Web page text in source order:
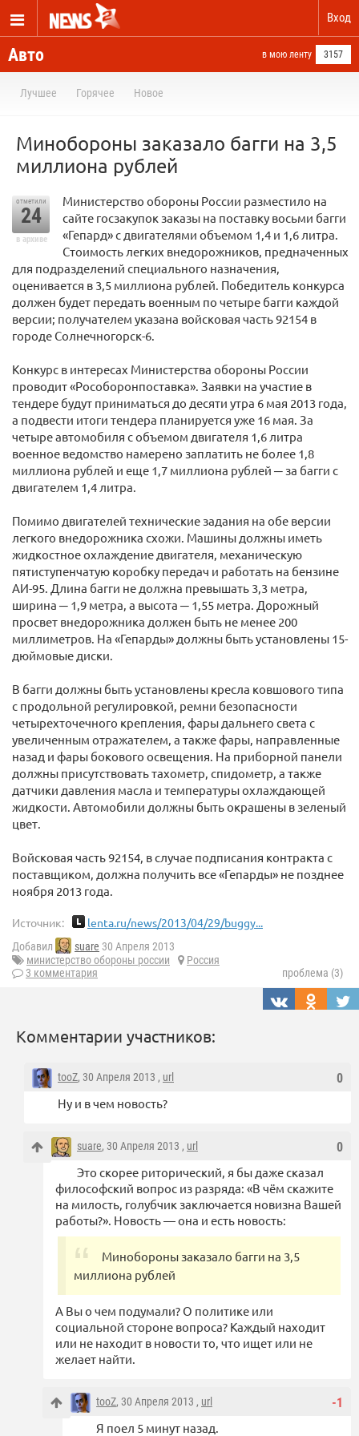
Вход
Авто в мою ленту 3157
Лучшее Горячее Новое
Минобороны заказало багги на 3,5
миллиона рублей
отметили
24
в архиве
Министерство обороны России разместило на
сайте госзакупок заказы на поставку восьми багги
«Гепард» с двигателями объемом 1,4 и 1,6 литра.
Стоимость легких внедорожников, предначенных
для подразделений специального назначения,
оценивается в 3,5 миллиона рублей. Победитель конкурса
должен будет передать военным по четыре багги каждой
версии; получателем указана войсковая часть 92154 в
городе Солнечногорск-6.
Конкурс в интересах Министерства обороны России
проводит «Рособоронпоставка». Заявки на участие в
тендере будут приниматься до десяти утра 6 мая 2013 года,
а подвести итоги тендера планируется уже 16 мая. За
четыре автомобиля с объемом двигателя 1,6 литра
военное ведомство намерено заплатить не более 1,8
миллиона рублей и еще 1,7 миллиона рублей ─ за багги с
двигателем 1,4 литра.
Помимо двигателей технические задания на обе версии
легкого внедорожника схожи. Машины должны иметь
жидкостное охлаждение двигателя, механическую
пятиступенчатую коробку передач и работать на бензине
АИ-95. Длина багги не должна превышать 3,3 метра,
ширина ─ 1,9 метра, а высота ─ 1,55 метра. Дорожный
просвет внедорожника должен быть не менее 200
миллиметров. На «Гепарды» должны быть установлены 15-
дюймовые диски.
В багги должны быть установлены кресла ковшового типа
с продольной регулировкой, ремни безопасности
четырехточечного крепления, фары дальнего света с
увеличенным отражателем, а также фары, направленные
назад и фары бокового освещения. На приборной панели
должны присутствовать тахометр, спидометр, а также
датчики давления масла и температуры охлаждающей
жидкости. Автомобили должны быть окрашены в зеленый
цвет.
Войсковая часть 92154, в случае подписания контракта с
поставщиком, должна получить все «Гепарды» не позднее
ноября 2013 года.
Источник: lenta.ru/news/2013/04/29/buggy...
Добавил suare 30 Апреля 2013
министерство обороны россии
Россия
3 комментария
проблема (3)
Комментарии участников:
0
tooZ, 30 Апреля 2013 , url
Ну и в чем новость?
0
suare, 30 Апреля 2013 , url
Это скорее риторический, я бы даже сказал
философский вопрос из разряда: «В чём скажите
на милость, голубчик заключается новизна Вашей
работы?». Новость — она и есть новость:
Минобороны заказало багги на 3,5
миллиона рублей
А Вы о чем подумали? О политике или
социальной стороне вопроса? Каждый находит
или не находит в новости то, что ищет или не
желает найти.
-1
tooZ, 30 Апреля 2013 , url
Я поел 5 минут назад.